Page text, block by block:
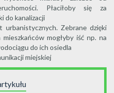
Płaciłoby się za
do kanalizacji
urbanistycznych. Zebrane dzięki
mogłyby iść np. na
do ich osiedla
miejskiej